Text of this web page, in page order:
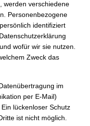
werden verschiedene
Personenbezogene
identifiziert
wofür wir sie nutzen.
Zweck das
im
per E-Mail)
lückenloser Schutz
ist nicht möglich.